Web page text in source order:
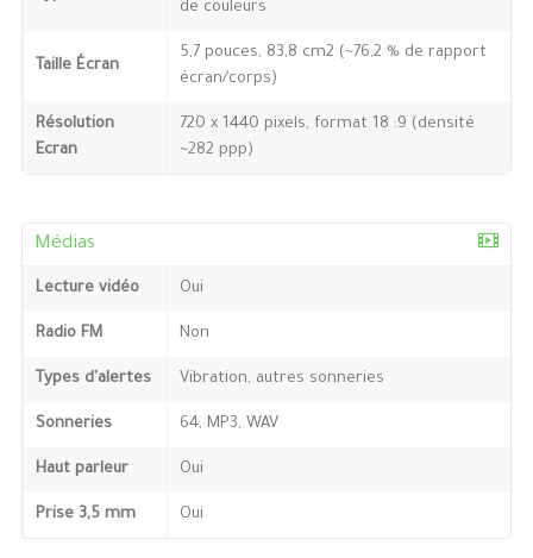
de couleurs
Taille Écran
5,7 pouces, 83,8 cm2 (~76,2 % de rapport
écran/corps)
Résolution
Ecran
720 x 1440 pixels, format 18 :9 (densité
~282 ppp)
Médias
Lecture vidéo Oui
Radio FM Non
Types d'alertes Vibration, autres sonneries
Sonneries 64, MP3, WAV
Haut parleur Oui
Prise 3,5 mm Oui